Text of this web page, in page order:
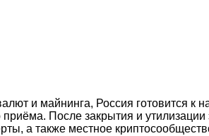
и майнинга, Россия готовится к
После закрытия и
а также местное